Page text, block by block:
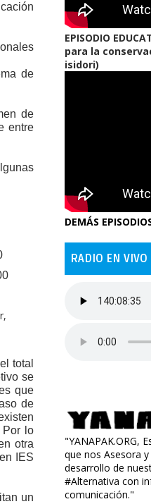
de
de
entre
total
se
que
de
Por lo
otra
IES
un
EPISODIO
para la
isidori)
DEMÁS
RADIO EN
"YANAPAK.ORG,
que nos Asesora
desarrollo de
#Alternativa con
comunicación."